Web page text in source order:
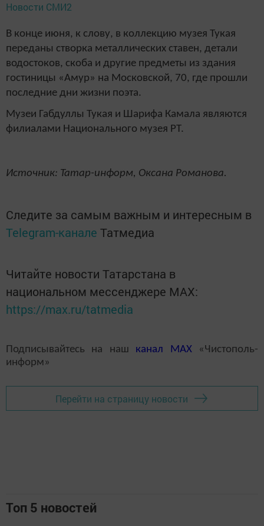
Новости СМИ2
В конце июня, к слову, в коллекцию музея Тукая
переданы створка металлических ставен, детали
водостоков, скоба и другие предметы из здания
гостиницы «Амур» на Московской, 70, где прошли
последние дни жизни поэта.
Музеи Габдуллы Тукая и Шарифа Камала являются
филиалами Национального музея РТ.
Источник: Татар-информ, Оксана Романова.
Следите за самым важным и интересным в
Telegram-канале Татмедиа
Читайте новости Татарстана в
национальном мессенджере MАХ:
https://max.ru/tatmedia
Подписывайтесь на наш канал MAX«Чистополь-
информ»
Перейти на страницу новости
Топ 5 новостей